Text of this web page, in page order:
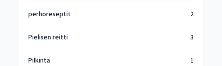
perhoreseptit 2
Pielisen reitti 3
Pilkintä 1